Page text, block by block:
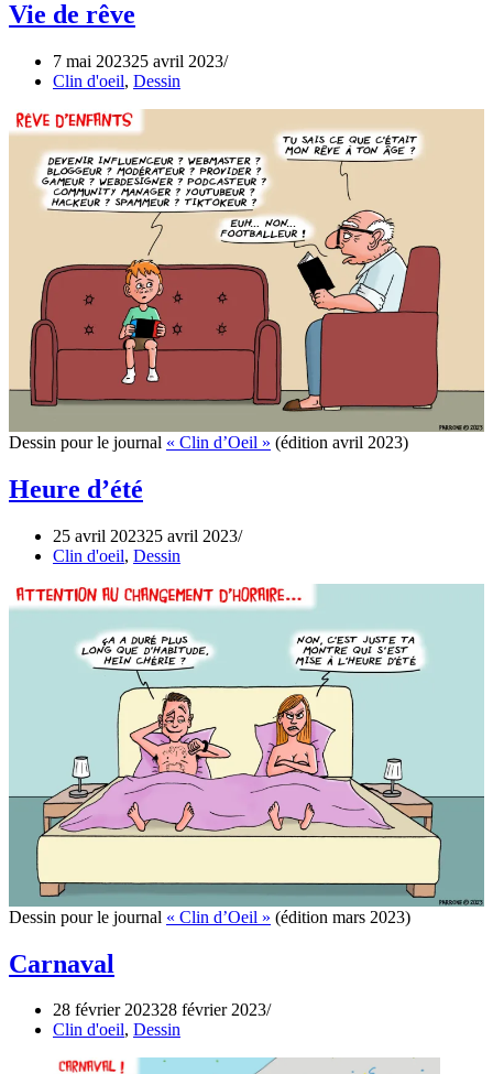
Vie de rêve
7 mai 202325 avril 2023
Clin d'oeil, Dessin
Dessin pour le journal « Clin d’Oeil » (édition avril 2023)
Heure d’été
25 avril 202325 avril 2023
Clin d'oeil, Dessin
Dessin pour le journal « Clin d’Oeil » (édition mars 2023)
Carnaval
28 février 202328 février 2023
Clin d'oeil, Dessin